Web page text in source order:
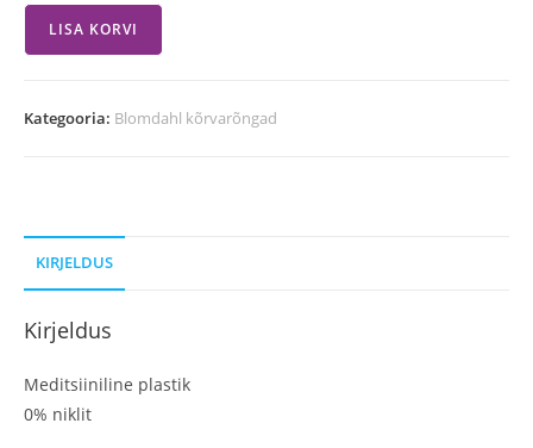
LISA KORVI
Kategooria: Blomdahl kõrvarõngad
KIRJELDUS
Kirjeldus
Meditsiiniline plastik
0% niklit